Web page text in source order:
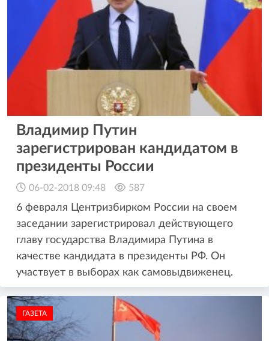
Владимир Путин
зарегистрирован кандидатом в
президенты России
06-02-2018 09:48 587
6 февраля Центризбирком России на своем
заседании зарегистрировал действующего
главу государства Владимира Путина в
качестве кандидата в президенты РФ. Он
участвует в выборах как самовыдвиженец.
ГАЗЕТА